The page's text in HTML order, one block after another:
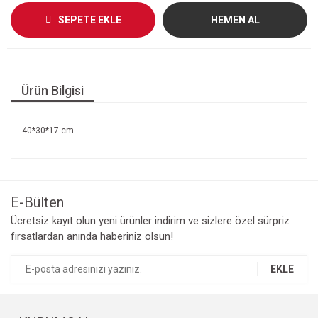
SEPETE EKLE HEMEN AL
Ürün Bilgisi
40*30*17 cm
E-Bülten
Ücretsiz kayıt olun yeni ürünler indirim ve sizlere özel sürpriz
fırsatlardan anında haberiniz olsun!
EKLE